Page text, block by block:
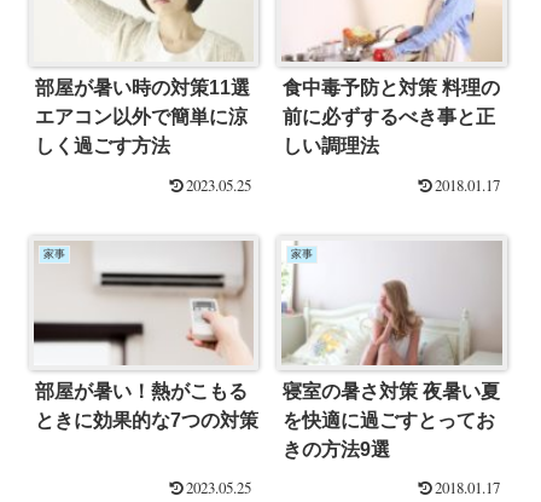
部屋が暑い時の対策11選
エアコン以外で簡単に涼
しく過ごす方法
2023.05.25
食中毒予防と対策 料理の
前に必ずするべき事と正
しい調理法
2018.01.17
家事
部屋が暑い！熱がこもる
ときに効果的な7つの対策
2023.05.25
家事
寝室の暑さ対策 夜暑い夏
を快適に過ごすとってお
きの方法9選
2018.01.17